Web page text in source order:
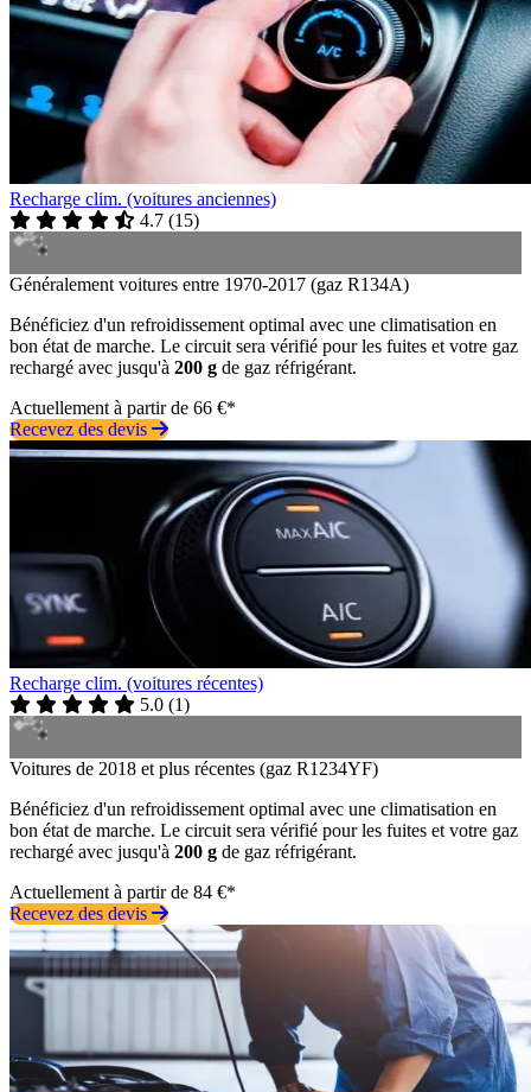
Recharge clim. (voitures anciennes)
4.7 (15)
Généralement voitures entre 1970-2017 (gaz R134A)
Bénéficiez d'un refroidissement optimal avec une climatisation en
bon état de marche. Le circuit sera vérifié pour les fuites et votre gaz
rechargé avec jusqu'à 200 g de gaz réfrigérant.
Actuellement à partir de 66 €*
Recevez des devis
Recharge clim. (voitures récentes)
5.0 (1)
Voitures de 2018 et plus récentes (gaz R1234YF)
Bénéficiez d'un refroidissement optimal avec une climatisation en
bon état de marche. Le circuit sera vérifié pour les fuites et votre gaz
rechargé avec jusqu'à 200 g de gaz réfrigérant.
Actuellement à partir de 84 €*
Recevez des devis